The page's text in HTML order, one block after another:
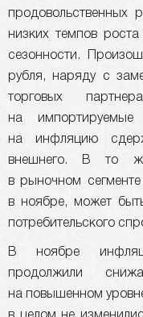
продовольственных
низких темпов
сезонности.
рубля, наряду с
торговых
на импортируемые
на инфляцию
внешнего. В то
в рыночном
в ноябре, может
потребительского
В ноябре
продолжили
на повышенном